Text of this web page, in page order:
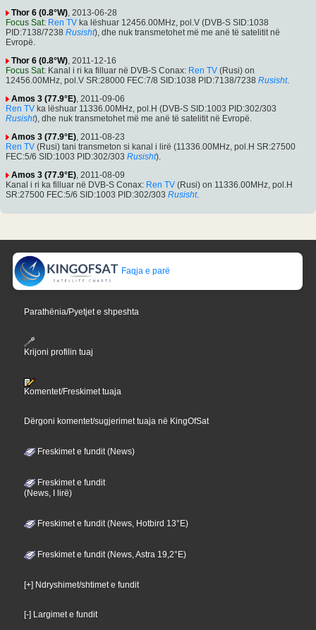
Thor 6 (0.8°W) , 2013-06-28
Focus Sat: Ren TV ka lëshuar 12456.00MHz, pol.V (DVB-S SID:1038
PID:7138/7238 Rusisht), dhe nuk transmetohet më me anë të satelitit në
Evropë.
Thor 6 (0.8°W) , 2011-12-16
Focus Sat: Kanal i ri ka filluar në DVB-S Conax: Ren TV (Rusi) on
12456.00MHz, pol.V SR:28000 FEC:7/8 SID:1038 PID:7138/7238 Rusisht.
Amos 3 (77.9°E) , 2011-09-06
Ren TV ka lëshuar 11336.00MHz, pol.H (DVB-S SID:1003 PID:302/303
Rusisht), dhe nuk transmetohet më me anë të satelitit në Evropë.
Amos 3 (77.9°E) , 2011-08-23
Ren TV (Rusi) tani transmeton si kanal i lirë (11336.00MHz, pol.H SR:27500
FEC:5/6 SID:1003 PID:302/303 Rusisht).
Amos 3 (77.9°E) , 2011-08-09
Kanal i ri ka filluar në DVB-S Conax: Ren TV (Rusi) on 11336.00MHz, pol.H
SR:27500 FEC:5/6 SID:1003 PID:302/303 Rusisht.
Faqja e parë
Parathënia/Pyetjet e shpeshta
Krijoni profilin tuaj
Komentet/Freskimet tuaja
Dërgoni komentet/sugjerimet tuaja në KingOfSat
Freskimet e fundit (News)
Freskimet e fundit
(News, I lirë)
Freskimet e fundit (News, Hotbird 13°E)
Freskimet e fundit (News, Astra 19,2°E)
[+] Ndryshimet/shtimet e fundit
[-] Largimet e fundit